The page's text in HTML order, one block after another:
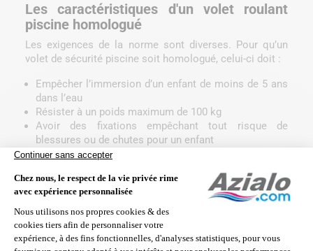
Les caractéristiques d'un volet roulant
piscine homologué
Les exigences de la norme sont diverses. Pour qu’un
volet de sécurité piscine soit homologué, celui-ci doit :
Empêcher l’immersion d’un enfant de moins de 5 ans
dans l’eau
Résister à un poids maximum de 100 kg
Avoir des fixations empêchant tout risque de
blessures ou de chutes pour un enfant
Avoir un dispositif de mise en fonctionnement
Les volets roulants doivent correspondre à des critères
précis pour constituer un véritable équipement de
sécurité.
Conseils d'installation et d'utilisation de